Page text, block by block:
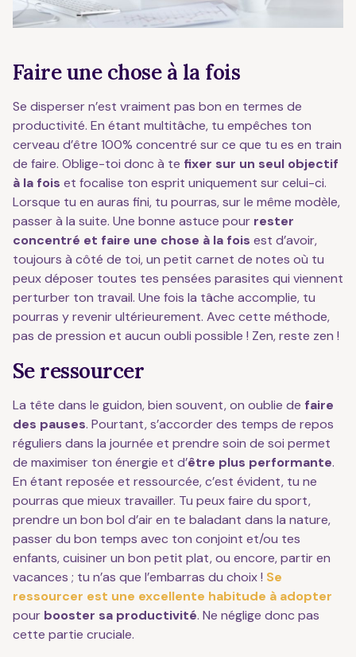
Faire une chose à la fois
Se disperser n’est vraiment pas bon en termes de
productivité. En étant multitâche, tu empêches ton
cerveau d’être 100% concentré sur ce que tu es en train
de faire. Oblige-toi donc à te fixer sur un seul objectif
à la fois et focalise ton esprit uniquement sur celui-ci.
Lorsque tu en auras fini, tu pourras, sur le même modèle,
passer à la suite. Une bonne astuce pour rester
concentré et faire une chose à la fois est d’avoir,
toujours à côté de toi, un petit carnet de notes où tu
peux déposer toutes tes pensées parasites qui viennent
perturber ton travail. Une fois la tâche accomplie, tu
pourras y revenir ultérieurement. Avec cette méthode,
pas de pression et aucun oubli possible ! Zen, reste zen !
Se ressourcer
La tête dans le guidon, bien souvent, on oublie de faire
des pauses. Pourtant, s’accorder des temps de repos
réguliers dans la journée et prendre soin de soi permet
de maximiser ton énergie et d’être plus performante.
En étant reposée et ressourcée, c’est évident, tu ne
pourras que mieux travailler. Tu peux faire du sport,
prendre un bon bol d’air en te baladant dans la nature,
passer du bon temps avec ton conjoint et/ou tes
enfants, cuisiner un bon petit plat, ou encore, partir en
vacances ; tu n’as que l’embarras du choix ! Se
ressourcer est une excellente habitude à adopter
pour booster sa productivité. Ne néglige donc pas
cette partie cruciale.